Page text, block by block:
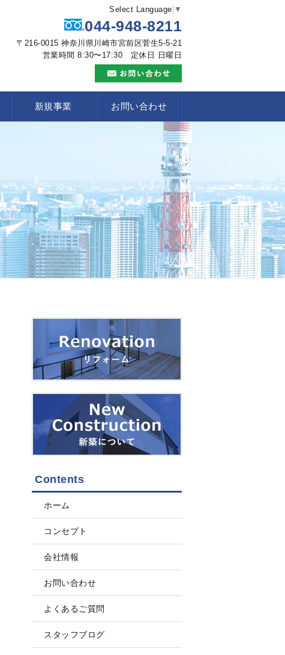
Select Language ▼
044-948-8211
〒216-0015 神奈川県川崎市宮前区菅生5-5-21
営業時間 8:30〜17:30 定休日 日曜日
新規事業 お問い合わせ
Contents
ホーム
コンセプト
会社情報
お問い合わせ
よくあるご質問
スタッフブログ